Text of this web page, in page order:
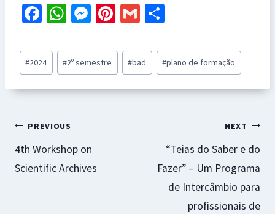
Fa
b
o
o
W
at
sA
p
M
se
n
ge
Pi
er
es
t
G
ai
l
ar
e
Post
Tags:
#2024 #2º semestre #bad #plano de formação
Navegação
de
PREVIOUS
4th Workshop on
Scientific Archives
NEXT
“Teias do Saber e do
Fazer” – Um Programa
de Intercâmbio para
profissionais de